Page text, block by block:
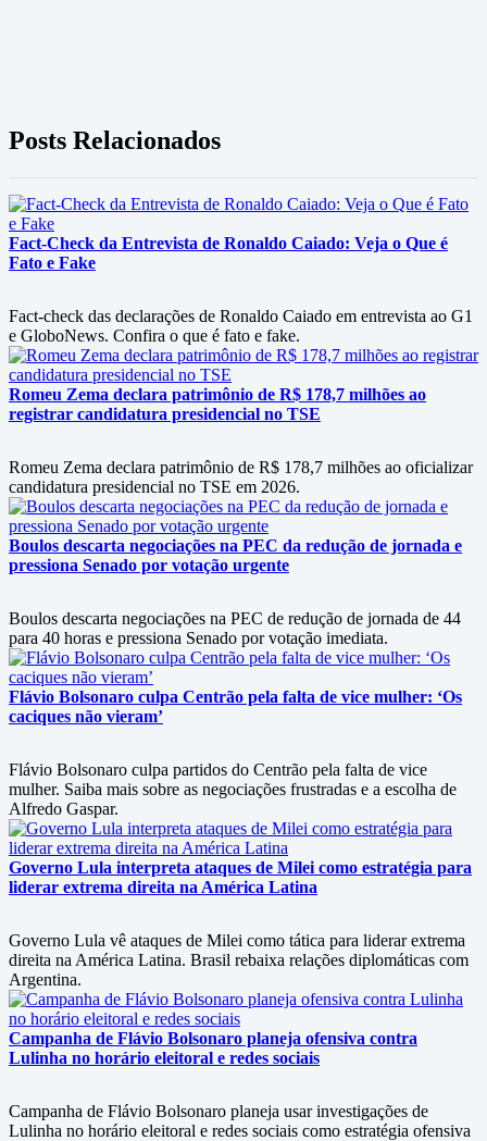
Posts Relacionados
Fact-Check da Entrevista de Ronaldo Caiado: Veja o Que é
Fato e Fake
Fact-check das declarações de Ronaldo Caiado em entrevista ao G1
e GloboNews. Confira o que é fato e fake.
Romeu Zema declara patrimônio de R$ 178,7 milhões ao
registrar candidatura presidencial no TSE
Romeu Zema declara patrimônio de R$ 178,7 milhões ao oficializar
candidatura presidencial no TSE em 2026.
Boulos descarta negociações na PEC da redução de jornada e
pressiona Senado por votação urgente
Boulos descarta negociações na PEC de redução de jornada de 44
para 40 horas e pressiona Senado por votação imediata.
Flávio Bolsonaro culpa Centrão pela falta de vice mulher: ‘Os
caciques não vieram’
Flávio Bolsonaro culpa partidos do Centrão pela falta de vice
mulher. Saiba mais sobre as negociações frustradas e a escolha de
Alfredo Gaspar.
Governo Lula interpreta ataques de Milei como estratégia para
liderar extrema direita na América Latina
Governo Lula vê ataques de Milei como tática para liderar extrema
direita na América Latina. Brasil rebaixa relações diplomáticas com
Argentina.
Campanha de Flávio Bolsonaro planeja ofensiva contra
Lulinha no horário eleitoral e redes sociais
Campanha de Flávio Bolsonaro planeja usar investigações de
Lulinha no horário eleitoral e redes sociais como estratégia ofensiva